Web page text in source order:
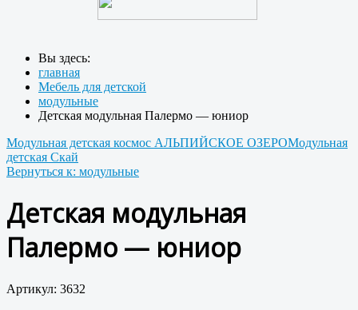
Вы здесь:
главная
Мебель для детской
модульные
Детская модульная Палермо — юниор
Модульная детская космос АЛЬПИЙСКОЕ ОЗЕРОМодульная
детская Скай
Вернуться к: модульные
Детская модульная
Палермо — юниор
Артикул: 3632